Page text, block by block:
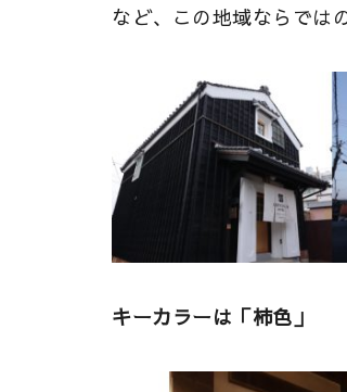
など、この地域ならでは
キーカラーは「柿色」